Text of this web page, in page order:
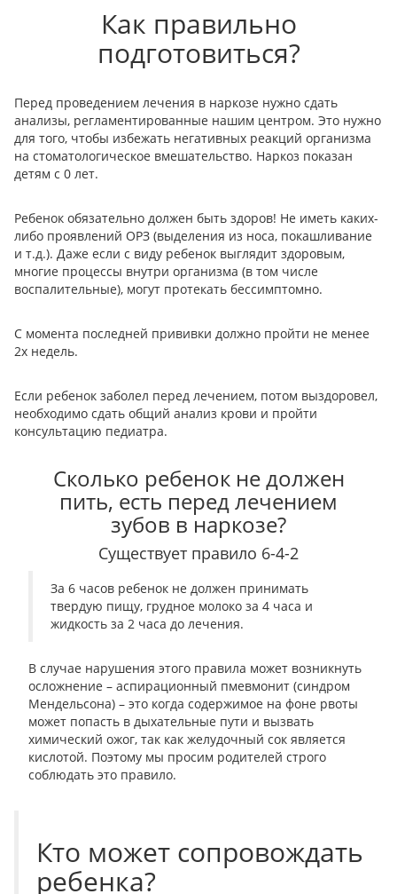
Как правильно
подготовиться?
Перед проведением лечения в наркозе нужно сдать
анализы, регламентированные нашим центром. Это нужно
для того, чтобы избежать негативных реакций организма
на стоматологическое вмешательство. Наркоз показан
детям с 0 лет.
Ребенок обязательно должен быть здоров! Не иметь каких-
либо проявлений ОРЗ (выделения из носа, покашливание
и т.д.). Даже если с виду ребенок выглядит здоровым,
многие процессы внутри организма (в том числе
воспалительные), могут протекать бессимптомно.
С момента последней прививки должно пройти не менее
2х недель.
Если ребенок заболел перед лечением, потом выздоровел,
необходимо сдать общий анализ крови и пройти
консультацию педиатра.
Сколько ребенок не должен
пить, есть перед лечением
зубов в наркозе?
Существует правило 6-4-2
За 6 часов ребенок не должен принимать
твердую пищу, грудное молоко за 4 часа и
жидкость за 2 часа до лечения.
В случае нарушения этого правила может возникнуть
осложнение – аспирационный пмевмонит (синдром
Мендельсона) – это когда содержимое на фоне рвоты
может попасть в дыхательные пути и вызвать
химический ожог, так как желудочный сок является
кислотой. Поэтому мы просим родителей строго
соблюдать это правило.
Кто может сопровождать
ребенка?